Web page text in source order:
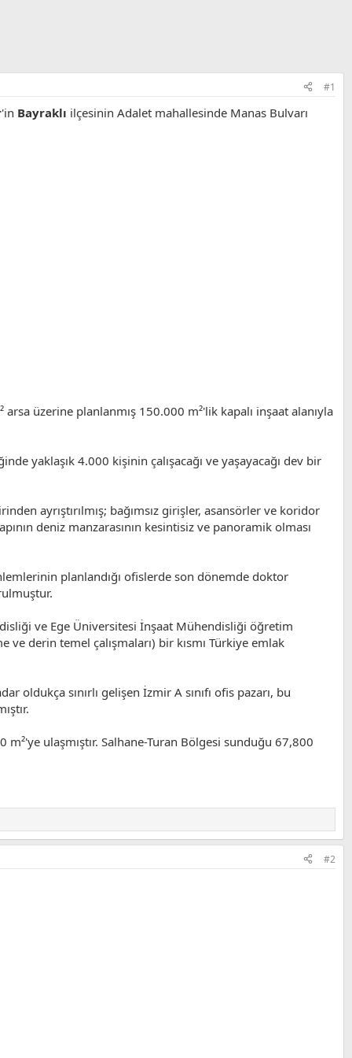
#1
'in Bayraklı ilçesinin Adalet mahallesinde Manas Bulvarı
üzerine planlanmış 150.000 m²'lik kapalı inşaat alanıyla
yaklaşık 4.000 kişinin çalışacağı ve yaşayacağı dev bir
ayrıştırılmış; bağımsız girişler, asansörler ve koridor
deniz manzarasının kesintisiz ve panoramik olması
planlandığı ofislerde son dönemde doktor
ve Ege Üniversitesi İnşaat Mühendisliği öğretim
derin temel çalışmaları) bir kısmı Türkiye emlak
sınırlı gelişen İzmir A sınıfı ofis pazarı, bu
ulaşmıştır. Salhane-Turan Bölgesi sunduğu 67,800
#2